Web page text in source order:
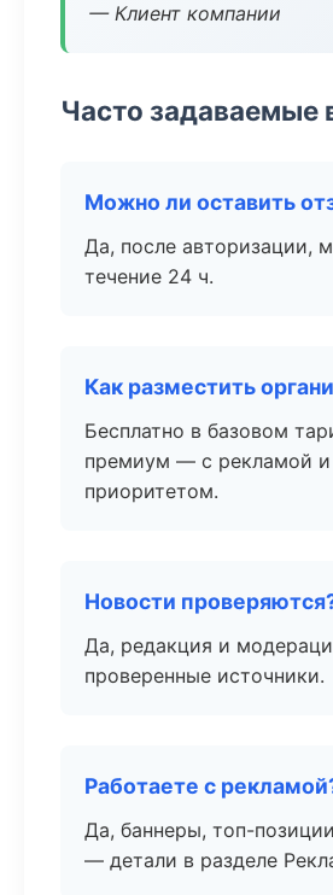
— Клиент компании
Часто задаваемые
Можно ли оставить
Да, после авторизации,
течение 24 ч.
Как разместить
Бесплатно в базовом
премиум — с рекламой и
приоритетом.
Новости
Да, редакция и
проверенные источники.
Работаете с
Да, баннеры, топ-
— детали в разделе